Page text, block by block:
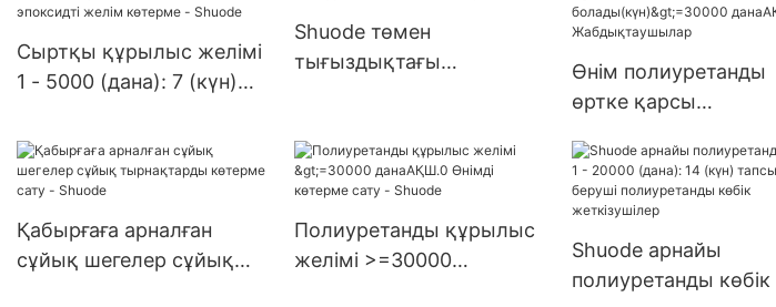
болады(күн)>=30000дан
аUS72 Өндірушілер
Сыртқы құрылыс желімі
1 - 5000 (дана): 7 (күн)
эпоксидті желім көтерме
- Shuode
Shuode төмен
тығыздықтағы
Өнім полиуретанды
өртке қарсы
данаАҚШ.7
Жабдықтаушылар
Қабырғаға арналған
сұйық шегелер сұйық
Полиуретанды құрылыс
желімі >=30000
Shuode арнайы
полиуретанды көбік